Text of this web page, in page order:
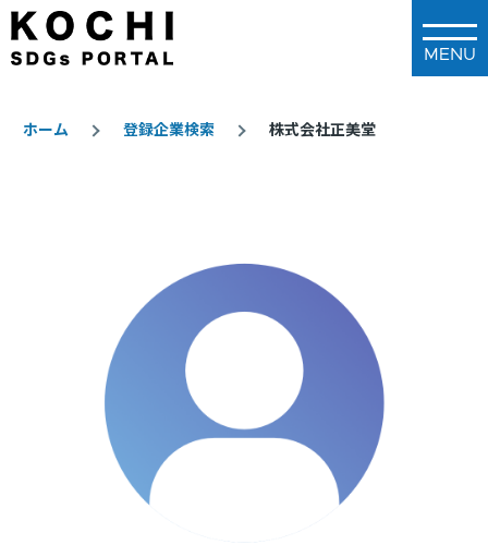
メインコンテンツに移動
ホーム 登録企業検索 株式会社正美堂